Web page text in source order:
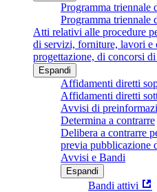
Programma triennale
Programma triennale
Atti relativi alle procedure
di servizi, forniture, lavori e
progettazione, di concorsi
Espandi
Affidamenti diretti
Affidamenti diretti
Avvisi di
Determina a contrarre
Delibera a contrarre
previa pubblicazione
Avvisi e Bandi
Espandi
Bandi attivi